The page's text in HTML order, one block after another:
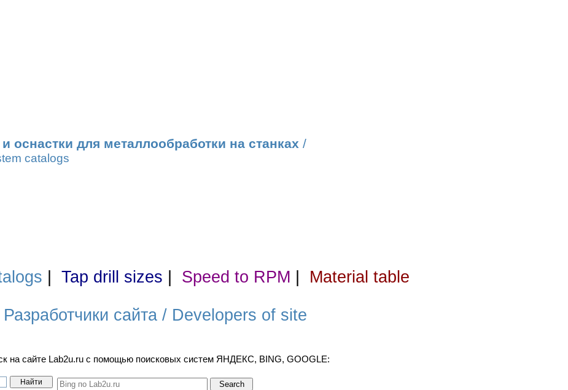
оснастки для металлообработки на станках /
catalogs
Tap drill sizes Speed to RPM Material table
Разработчики сайта / Developers of site
на сайте Lab2u.ru с помощью поисковых систем ЯНДЕКС, BING, GOOGLE: